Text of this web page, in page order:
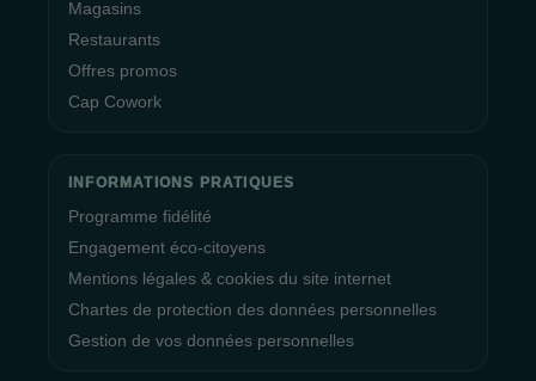
Magasins
Restaurants
Offres promos
Cap Cowork
INFORMATIONS PRATIQUES
Programme fidélité
Engagement éco-citoyens
Mentions légales & cookies du site internet
Chartes de protection des données personnelles
Gestion de vos données personnelles